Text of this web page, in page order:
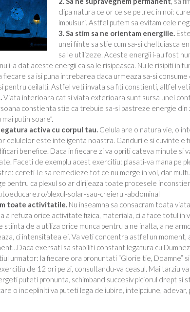
clipa natura celor ce se petrec in noi:
impulsuri. Astfel putem sa evitam cele
3. Sa stim sa ne orientam energiile.
unei fiinte sa stie cum sa-si cheltuiasca
sa le utilizeze. Aceste energii i-au fost
i-a dat aceste energii ca sa le risipeasca. Nu le risipiti in
sa isi puna intrebarea daca urmeaza sa-si
pentru ceilalti. Astfel veti invata sa fiti constienti, altfel
Viata interioara cat si viata exterioara sunt sursa unei
constienta stie ca trebuie sa-si pastreze energie din
putin soare”.
activa cu corpul tau. Celula are o natura vie, o
celulelor este inteligenta noastra. Gandurile si cuvintele
benefice. Daca in fiecare zi va opriti cateva minute si
Faceti de exemplu acest exercitiu: plasati-va mana pe
cereti-le sa remedieze tot ce nu merge in voi, dar
pentru ca plexul solar dirijeaza toate procesele
plexul-solar-sau-creierul-abdominal
toate activitatile. Nu inseamna sa consacram toata
a refuza orice activitate fizica, materiala, ci a face totul in
de a utiliza orice munca pentru a ne inalta, a ne
ci intensitatea ei. Va veti concentra astfel un moment,
exersati sa stabiliti constant legatura cu
urmator: la fiecare ora pronuntati “Glorie tie, Doamne”
de 12 ori pe zi, consultandu-va ceasul. Mai tarziu
puteti pronunta, schimband succesiv piciorul drept si
o indepliniti va puteti lega de iubire, intelpciune,